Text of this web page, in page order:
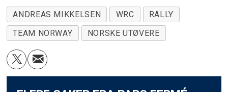
ANDREAS MIKKELSEN WRC
RALLY
TEAM NORWAY
NORSKE UTØVERE